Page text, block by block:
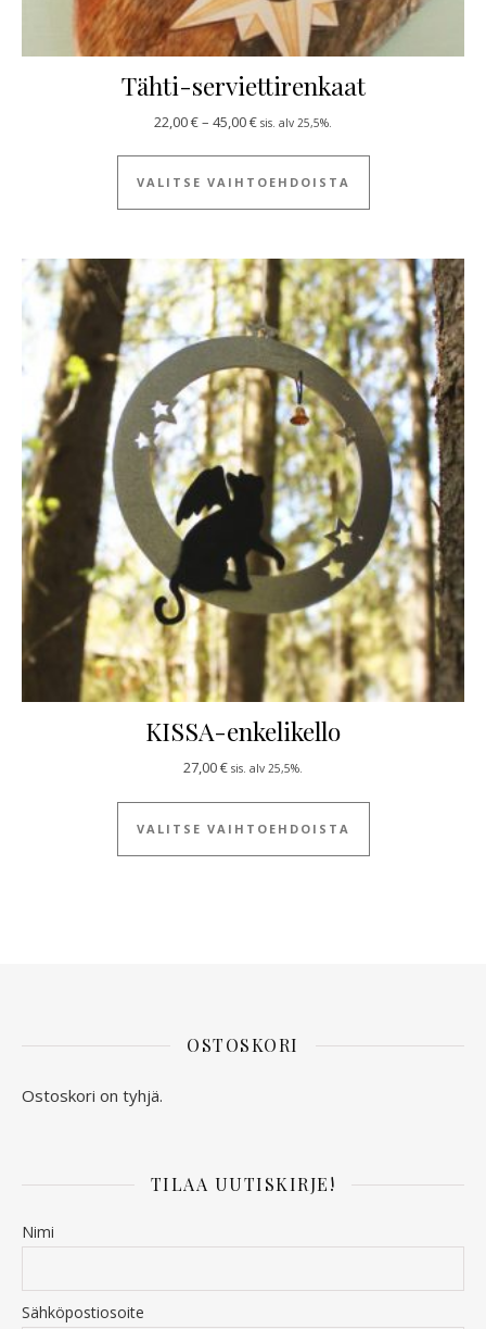
Tähti-serviettirenkaat
22,00€– 45,00€Hintaluokka: 22,00 € - 45,00 €
sis. alv 25,5%.
VALITSE VAIHTOEHDOISTA
Tällä tuotteella
KISSA-enkelikello
27,00€ sis. alv 25,5%.
VALITSE VAIHTOEHDOISTA
Tällä tuotteella
OSTOSKORI
Ostoskori on tyhjä.
TILAA UUTISKIRJE!
Nimi
Sähköpostiosoite